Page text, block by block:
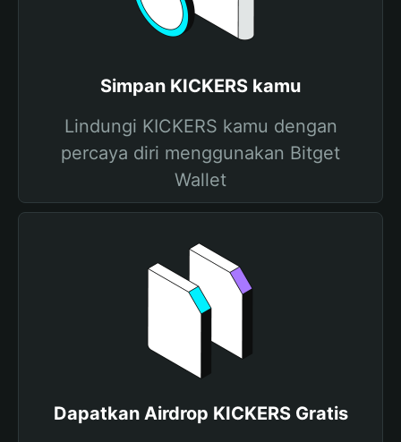
Simpan KICKERS kamu
Lindungi KICKERS kamu dengan
percaya diri menggunakan Bitget
Wallet
Dapatkan Airdrop KICKERS Gratis